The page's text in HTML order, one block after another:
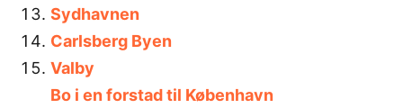
Sydhavnen
Carlsberg Byen
Valby
Bo i en forstad til København